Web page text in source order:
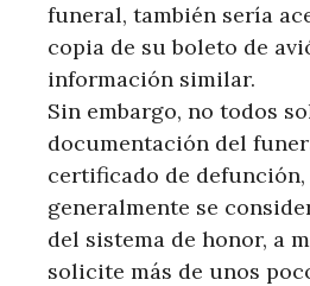
funeral, también sería
copia de su boleto de
información similar.
Sin embargo, no todos
documentación del
certificado de defunción,
generalmente se
del sistema de honor, a
solicite más de unos